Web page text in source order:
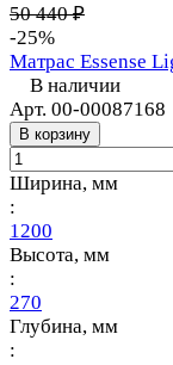
50 440 ₽
-25%
Матрас Essense
В наличии
Арт. 00-00087168
В корзину
Ширина, мм
:
1200
Высота, мм
:
270
Глубина, мм
: